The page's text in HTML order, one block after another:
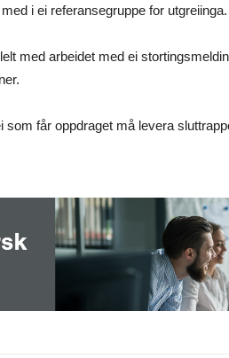
i ei referansegruppe for utgreiinga.
med arbeidet med ei
får oppdraget må levera